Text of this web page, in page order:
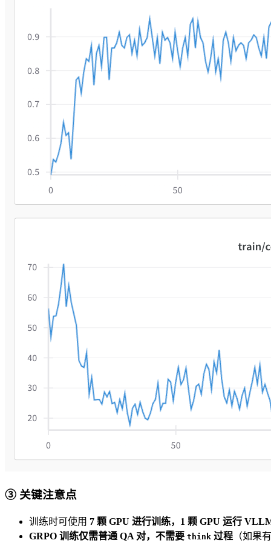
③ 关键注意点
训练时可使用 7 颗 GPU 进行训练，1 颗 GPU 运行
GRPO 训练仅需普通 QA 对，不需要 think 过程 （如果